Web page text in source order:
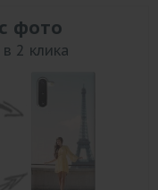
фото
2 клика